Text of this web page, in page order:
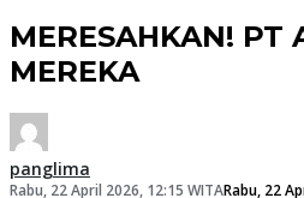
MERESAHKAN! PT
MEREKA
panglima
Rabu, 22 April 2026, 12:15 WITARabu, 22